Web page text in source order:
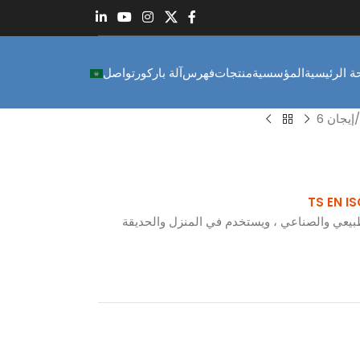
الرئيسيةالمؤسسيةمنتجاتفهرسآلة باركورتواصل
إيجان 6
والصناعي ، ويستخدم في المنزل والحديقة